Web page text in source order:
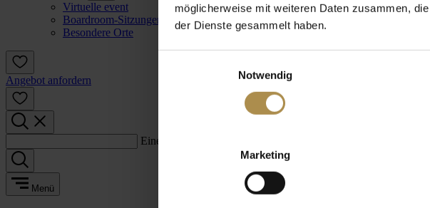
möglicherweise mit weiteren Daten zusammen,
der Dienste gesammelt haben.
Notwendig
Marketing
Virtuelle event
Boardroom-Sitzungen
Besondere Orte
Angebot anfordern
Einen Suchbegriff eingeben:
Menü